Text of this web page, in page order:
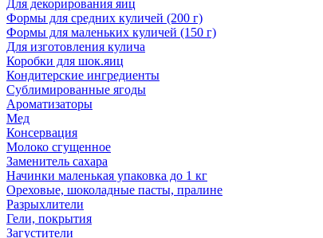
Для декорирования яиц
Формы для средних куличей (200 г)
Формы для маленьких куличей (150 г)
Для изготовления кулича
Коробки для шок.яиц
Кондитерские ингредиенты
Сублимированные ягоды
Ароматизаторы
Мед
Консервация
Молоко сгущенное
Заменитель сахара
Начинки маленькая упаковка до 1 кг
Ореховые, шоколадные пасты, пралине
Разрыхлители
Гели, покрытия
Загустители